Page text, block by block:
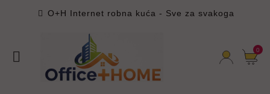
 O+H Internet robna kuća - Sve za svakoga
 0